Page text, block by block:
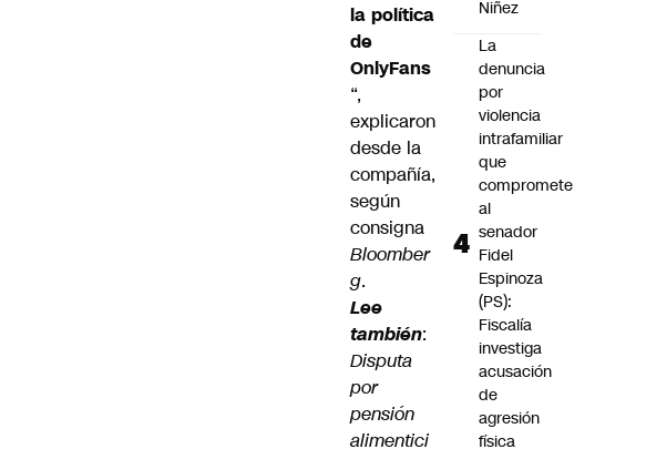
la política
de
OnlyFans
“,
explicaron
desde la
compañía,
según
consigna
Bloomber
g.
Lee
también:
Disputa
por
pensión
alimentici
Niñez
La
denuncia
por
violencia
intrafamiliar
que
compromete
al
senador
Fidel
Espinoza
(PS):
Fiscalía
investiga
acusación
de
agresión
física